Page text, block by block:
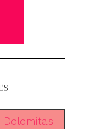
Dolomitas